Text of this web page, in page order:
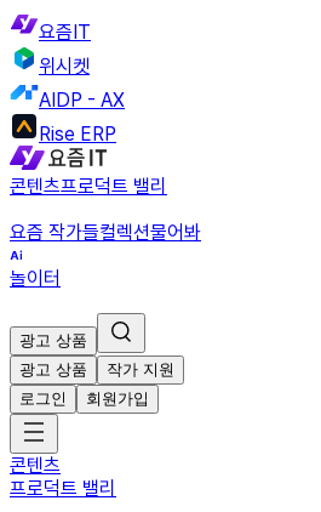
요즘IT
위시켓
AIDP - AX
Rise ERP
콘텐츠프로덕트 밸리
요즘 작가들컬렉션물어봐
놀이터
광고 상품
광고 상품
작가 지원
로그인
회원가입
콘텐츠
프로덕트 밸리